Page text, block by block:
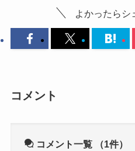
よかったらシ
コメント
コメント一覧 （1件）